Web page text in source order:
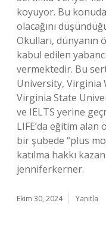
koyuyor. Bu
olacağını
Okulları,
kabul edilen
vermektedir. Bu
University, Virginia
Virginia State
ve IELTS yerine
LIFE’da eğitim
bir şubede “plus
katılma hakkı
jenniferkerner.
Ekim 30, 2024 Yanıtla